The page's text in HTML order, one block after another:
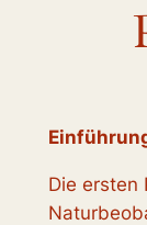
Die ersten